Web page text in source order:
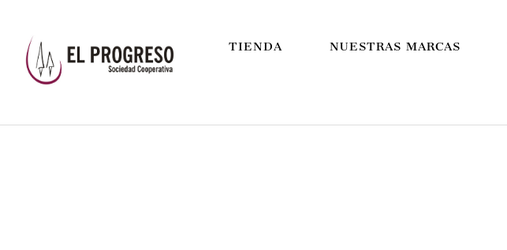
TIENDA NUESTRAS MARCAS